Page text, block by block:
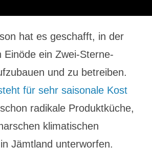
hat es geschafft, in der
Einöde ein Zwei-Sterne-
und zu betreiben.
für sehr saisonale Kost
radikale Produktküche,
klimatischen
Jämtland unterworfen.